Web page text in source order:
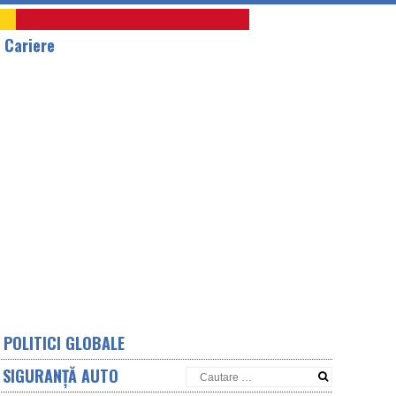
Cariere
POLITICI GLOBALE
SIGURANȚĂ AUTO